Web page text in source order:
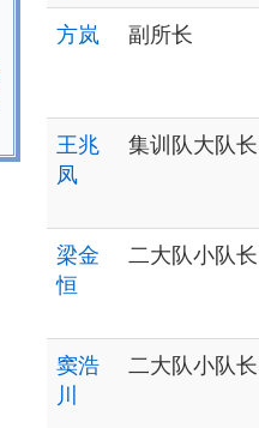
方岚
副所长
王兆
凤
集训队大队长
梁金
恒
二大队小队长
窦浩
川
二大队小队长